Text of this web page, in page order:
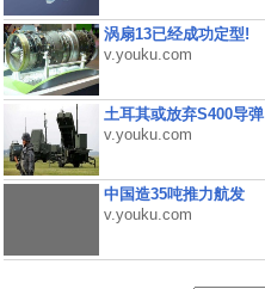
涡扇13已经成功定型!
v.youku.com
土耳其或放弃S400导弹
v.youku.com
中国造35吨推力航发
v.youku.com